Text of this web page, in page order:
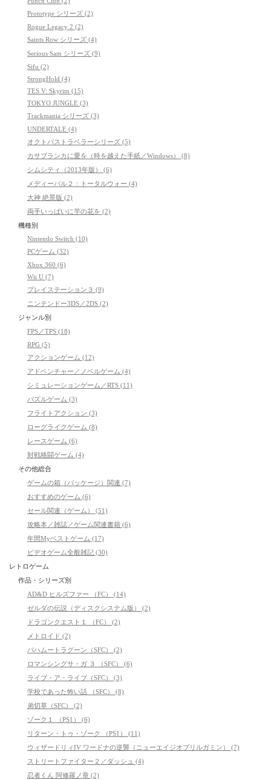
Prototype シリーズ (2)
Rogue Legacy 2 (2)
Saints Row シリーズ (4)
Serious Sam シリーズ (9)
Sifu (2)
StrongHold (4)
TES V: Skyrim (15)
TOKYO JUNGLE (3)
Trackmania シリーズ (3)
UNDERTALE (4)
オクトパストラベラーシリーズ (5)
カサブランカに愛を（時を越えた手紙／Windows） (8)
シムシティ（2013年版） (6)
メディーバル２：トータルウォー (4)
大神 絶景版 (2)
両手いっぱいに芋の花を (2)
機種別
Nintendo Switch (10)
PCゲーム (32)
Xbox 360 (6)
Wii U (7)
プレイステーション３ (9)
ニンテンドー3DS／2DS (2)
ジャンル別
FPS／TPS (18)
RPG (5)
アクションゲーム (12)
アドベンチャー／ノベルゲーム (4)
シミュレーションゲーム／RTS (11)
パズルゲーム (3)
フライトアクション (3)
ローグライクゲーム (8)
レースゲーム (6)
対戦格闘ゲーム (4)
その他総合
ゲームの箱（パッケージ）関連 (7)
おすすめのゲーム (6)
セール関連（ゲーム） (51)
攻略本／雑誌／ゲーム関連書籍 (6)
年間Myベストゲーム (17)
ビデオゲーム全般雑記 (30)
レトロゲーム
作品・シリーズ別
AD&D ヒルズファー （FC） (14)
ゼルダの伝説（ディスクシステム版） (2)
ドラゴンクエスト１ （FC） (2)
メトロイド (2)
バハムートラグーン（SFC） (2)
ロマンシングサ・ガ ３ （SFC） (6)
ライブ・ア・ライブ（SFC） (3)
学校であった怖い話 （SFC） (8)
弟切草（SFC） (2)
ゾーク１ （PS1） (6)
リターン・トゥ・ゾーク （PS1） (11)
ウィザードリィIV ワードナの逆襲（ニューエイジオブリルガミン） (7)
ストリートファイター２／ダッシュ (4)
忍者くん 阿修羅ノ章 (2)